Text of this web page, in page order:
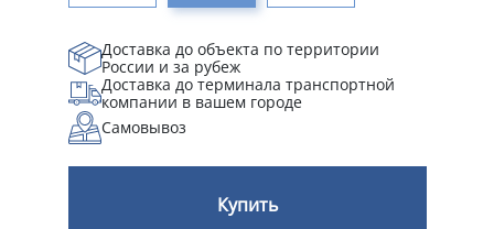
Доставка до объекта по территории
России и за рубеж
Доставка до терминала транспортной
компании в вашем городе
Самовывоз
Купить